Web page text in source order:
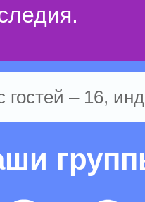
– 16,